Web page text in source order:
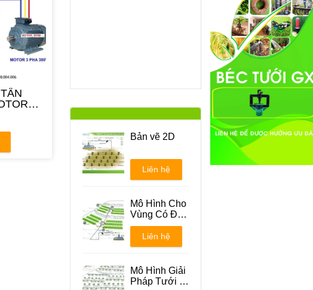
Bản vẽ 2D
Liên hệ
Mô Hình Cho
Vùng Có Địa
Hình Đồi Núi
Liên hệ
Mô Hình Giải
Pháp Tưới -